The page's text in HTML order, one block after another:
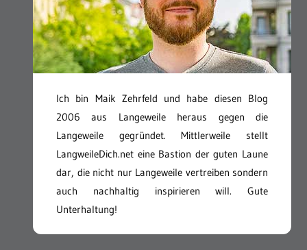
Ich bin Maik Zehrfeld und habe diesen Blog
2006 aus Langeweile heraus gegen die
Langeweile gegründet. Mittlerweile stellt
LangweileDich.net eine Bastion der guten Laune
dar, die nicht nur Langeweile vertreiben sondern
auch nachhaltig inspirieren will. Gute
Unterhaltung!